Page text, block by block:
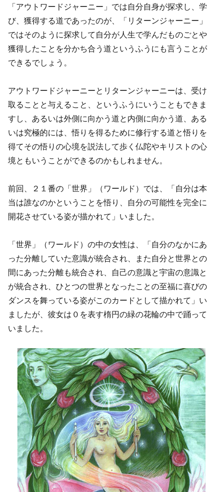
「アウトワードジャーニー」では自分自身が探求し、学
び、獲得する道であったのが、「リターンジャーニー」
ではそのように探求して自分が人生で学んだものごとや
獲得したことを分かち合う道というふうにも言うことが
できるでしょう。
アウトワードジャーニーとリターンジャーニーは、受け
取ることと与えること、というふうにいうこともできま
すし、あるいは外側に向かう道と内側に向かう道、ある
いは究極的には、悟りを得るために修行する道と悟りを
得てその悟りの心境を説法して歩く仏陀やキリストの心
境ともいうことができるのかもしれません。
前回、２１番の「世界」（ワールド）では、「自分は本
当は誰なのかということを悟り、自分の可能性を完全に
開花させている姿が描かれて」いました。
「世界」（ワールド）の中の女性は、「自分のなかにあ
った分離していた意識が統合され、また自分と世界との
間にあった分離も統合され、自己の意識と宇宙の意識と
が統合され、ひとつの世界となったことの至福に喜びの
ダンスを舞っている姿がこのカードとして描かれて」い
ましたが、彼女は０を表す楕円の緑の花輪の中で踊って
いました。